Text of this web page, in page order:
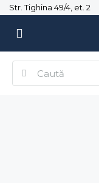
Str. Tighina 49/4, et. 2